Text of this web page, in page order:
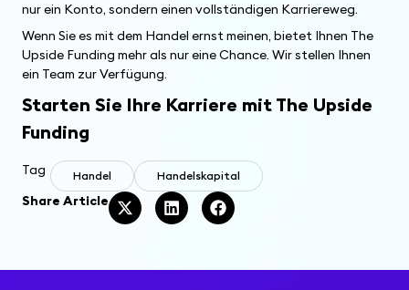
nur ein Konto, sondern einen vollständigen Karriereweg.
Wenn Sie es mit dem Handel ernst meinen, bietet Ihnen The
Upside Funding mehr als nur eine Chance. Wir stellen Ihnen
ein Team zur Verfügung.
Starten Sie Ihre Karriere mit The Upside
Funding
Tag Handel Handelskapital
Share Article